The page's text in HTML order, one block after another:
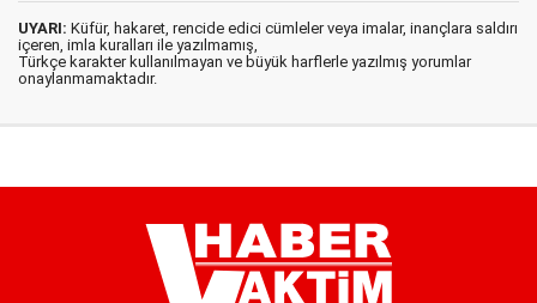
UYARI: Küfür, hakaret, rencide edici cümleler veya imalar, inançlara saldırı
içeren, imla kuralları ile yazılmamış,
Türkçe karakter kullanılmayan ve büyük harflerle yazılmış yorumlar
onaylanmamaktadır.